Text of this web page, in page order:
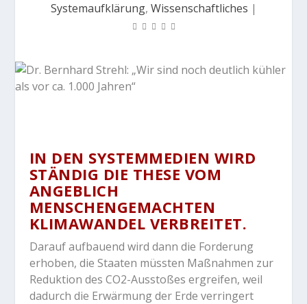
Systemaufklärung, Wissenschaftliches |
IN DEN SYSTEMMEDIEN WIRD
STÄNDIG DIE THESE VOM
ANGEBLICH
MENSCHENGEMACHTEN
KLIMAWANDEL VERBREITET.
Darauf aufbauend wird dann die Forderung
erhoben, die Staaten müssten Maßnahmen zur
Reduktion des CO2-Ausstoßes ergreifen, weil
dadurch die Erwärmung der Erde verringert